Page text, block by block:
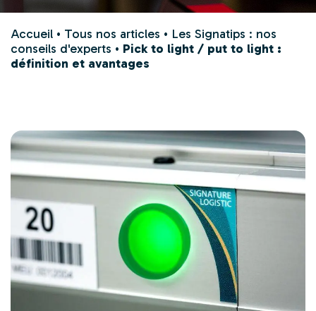
Accueil • Tous nos articles • Les Signatips : nos
conseils d'experts • Pick to light / put to light :
définition et avantages